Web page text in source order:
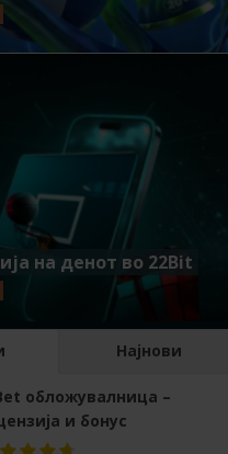
на денот во 22Bit
Најнови
обложувалница –
и бонус